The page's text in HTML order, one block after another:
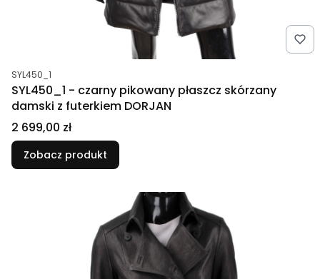
Kod produktu
SYL450_1
SYL450_1 - czarny pikowany płaszcz skórzany
damski z futerkiem DORJAN
Cena
2 699,00 zł
Zobacz produkt